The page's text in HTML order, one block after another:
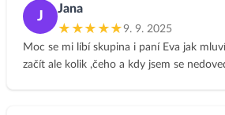
dušenou mrkev, večerní rýži jsem osolila).
užívala, protože jsem zvolila melounovou
odmalička miluji, tak nebylo co řešit😇
standardně a dokonce se ke mně na
J
Jana
★★★★★9. 9. 2025
Moc se mi líbí skupina i paní Eva jak
začít ale kolik ,čeho a kdy jsem se